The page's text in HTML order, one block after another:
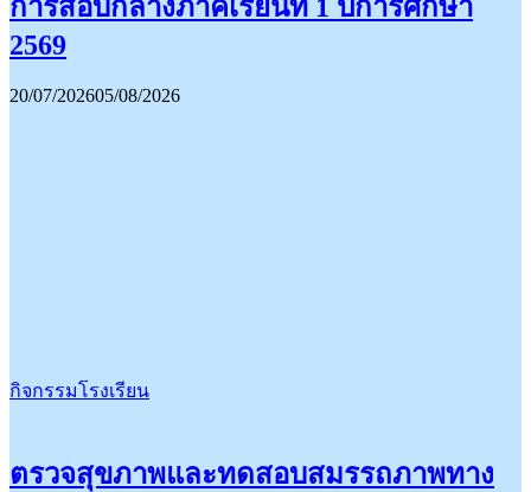
การสอบกลางภาคเรียนที่ 1 ปีการศึกษา
2569
20/07/202605/08/2026
กิจกรรมโรงเรียน
ตรวจสุขภาพและทดสอบสมรรถภาพทาง